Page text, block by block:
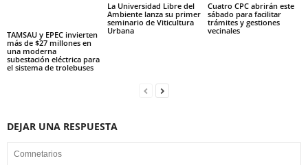
TAMSAU y EPEC invierten
más de $27 millones en
una moderna
subestación eléctrica para
el sistema de trolebuses
La Universidad Libre del
Ambiente lanza su primer
seminario de Viticultura
Urbana
Cuatro CPC abrirán este
sábado para facilitar
trámites y gestiones
vecinales
DEJAR UNA RESPUESTA